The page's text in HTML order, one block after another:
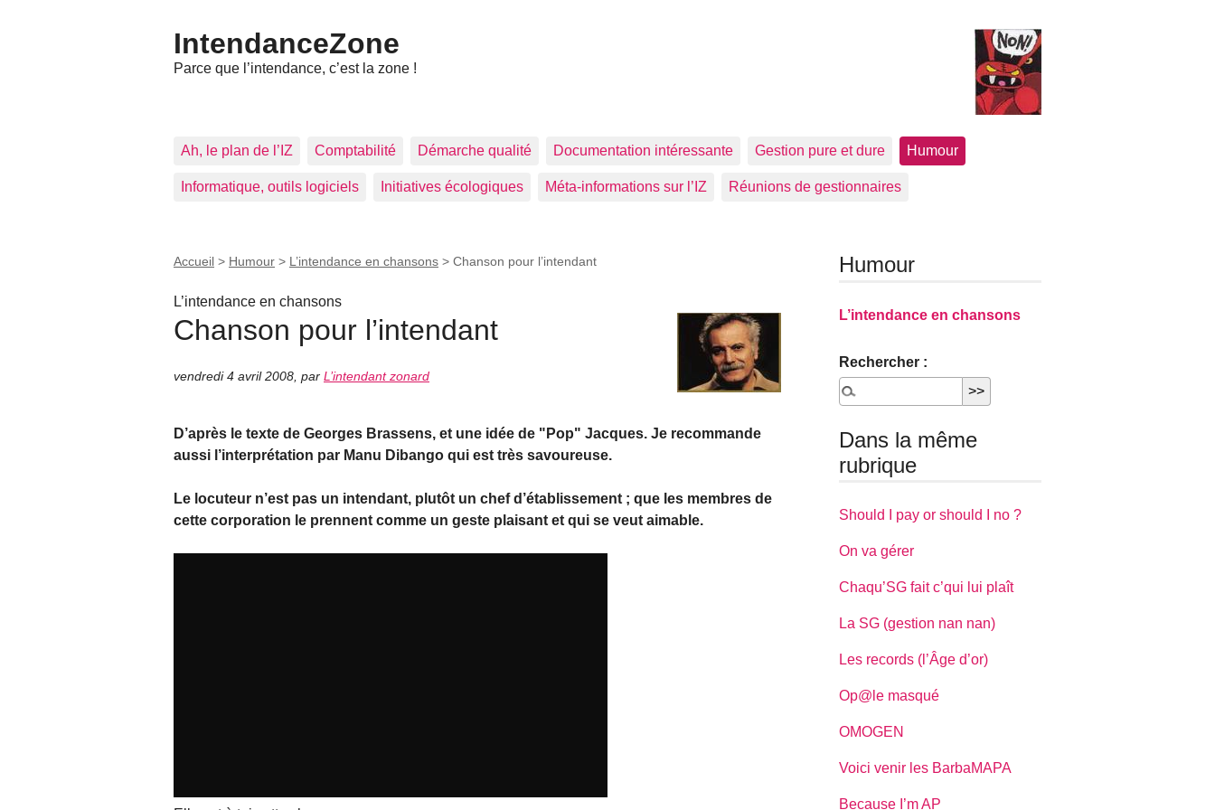
IntendanceZone
Parce que l’intendance, c’est la zone !
Ah, le plan de l’IZ Comptabilité Démarche qualité Documentation intéressante Gestion pure et dure Humour
Informatique, outils logiciels Initiatives écologiques Méta-informations sur l’IZ Réunions de gestionnaires
Accueil > Humour > L’intendance en chansons > Chanson pour l’intendant
L’intendance en chansons
Chanson pour l’intendant
vendredi 4 avril 2008 par L’intendant zonard
D’après le texte de Georges Brassens, et une idée de "Pop" Jacques. Je recommande
aussi l’interprétation par Manu Dibango qui est très savoureuse.
Le locuteur n’est pas un intendant, plutôt un chef d’établissement ; que les membres de
cette corporation le prennent comme un geste plaisant et qui se veut aimable.
Humour
L’intendance en chansons
Rechercher :
Dans la même
rubrique
Should I pay or should I no ?
On va gérer
Chaqu’SG fait c’qui lui plaît
La SG (gestion nan nan)
Les records (l’Âge d’or)
Op@le masqué
OMOGEN
Voici venir les BarbaMAPA
Because I’m AP